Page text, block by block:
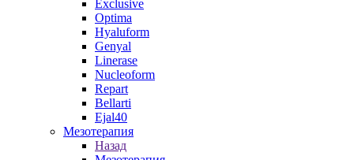
Exclusive
Optima
Hyaluform
Genyal
Linerase
Nucleoform
Repart
Bellarti
Ejal40
Мезотерапия
Назад